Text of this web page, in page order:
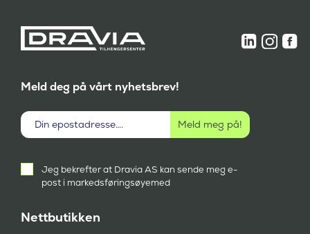
Nettbutikken
Meld deg på vårt nyhetsbrev!
samtykke
k
Jeg bekrefter at Dravia AS kan sende meg e-
post i markedsføringsøyemed